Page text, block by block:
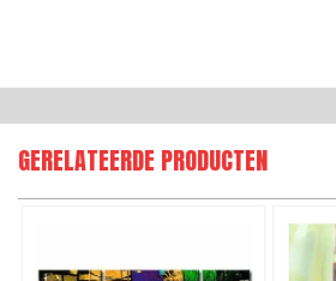
GERELATEERDE PRODUCTEN